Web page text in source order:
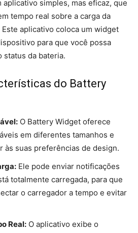
aplicativo simples, mas eficaz, que
tempo real sobre a carga da
aplicativo coloca um widget
para que você possa
status da bateria.
do Battery
O Battery Widget oferece
em diferentes tamanhos e
às suas preferências de design.
Ele pode enviar notificações
totalmente carregada, para que
o carregador a tempo e evitar
Real: O aplicativo exibe o